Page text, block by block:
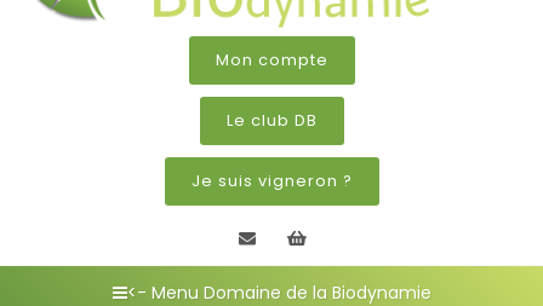
Mon compte
Le club DB
Je suis vigneron ?
Contactez nous
<- Menu Domaine de la Biodynamie